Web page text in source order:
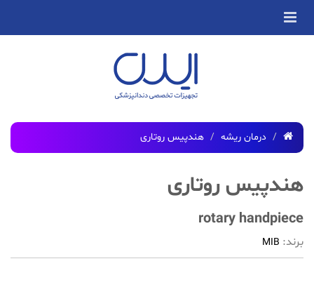
درمان ریشه هندپیس روتاری
هندپیس روتاری
rotary handpiece
برند: MIB